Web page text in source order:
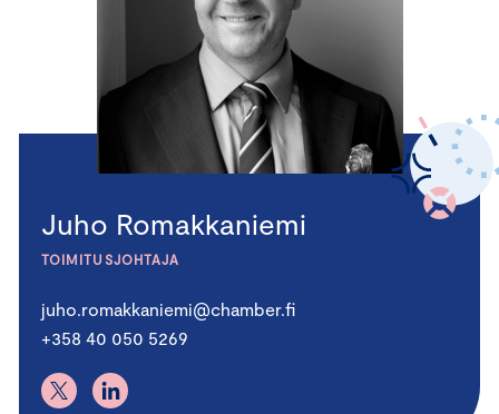
Juho Romakkaniemi
TOIMITUSJOHTAJA
juho.romakkaniemi@chamber.fi
+358 40 050 5269